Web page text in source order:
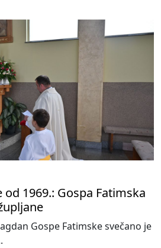
1969.: Gospa Fatimska
Gospe Fatimske svečano je